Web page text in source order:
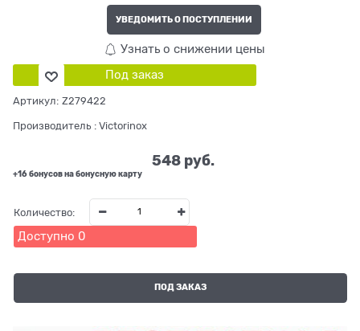
УВЕДОМИТЬ О ПОСТУПЛЕНИИ
Узнать о снижении цены
Под заказ
Артикул: Z279422
Производитель : Victorinox
548 руб.
+16 бонусов на бонусную карту
Количество:
Доступно 0
ПОД ЗАКАЗ